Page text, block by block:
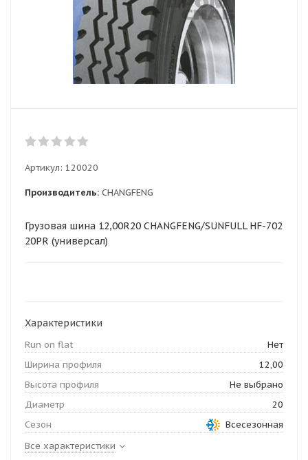
Артикул: 120020
Производитель: CHANGFENG
Грузовая шина 12,00R20 CHANGFENG/SUNFULL HF-702
20PR (универсал)
Характеристики
Run on flat
Нет
Ширина профиля
12,00
Высота профиля
Не выбрано
Диаметр
20
Сезон
Всесезонная
Все характеристики